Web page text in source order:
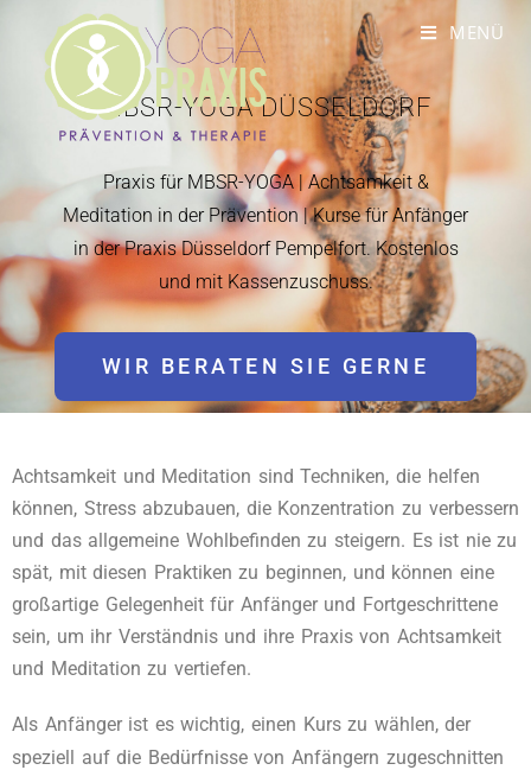
MENÜ
MBSR-YOGA DÜSSELDORF
Praxis für MBSR-YOGA | Achtsamkeit &
Meditation in der Prävention | Kurse für Anfänger
in der Praxis Düsseldorf Pempelfort. Kostenlos
und mit Kassenzuschuss.
WIR BERATEN SIE GERNE
Achtsamkeit und Meditation sind Techniken, die helfen
können, Stress abzubauen, die Konzentration zu verbessern
und das allgemeine Wohlbefinden zu steigern. Es ist nie zu
spät, mit diesen Praktiken zu beginnen, und können eine
großartige Gelegenheit für Anfänger und Fortgeschrittene
sein, um ihr Verständnis und ihre Praxis von Achtsamkeit
und Meditation zu vertiefen.
Als Anfänger ist es wichtig, einen Kurs zu wählen, der
speziell auf die Bedürfnisse von Anfängern zugeschnitten